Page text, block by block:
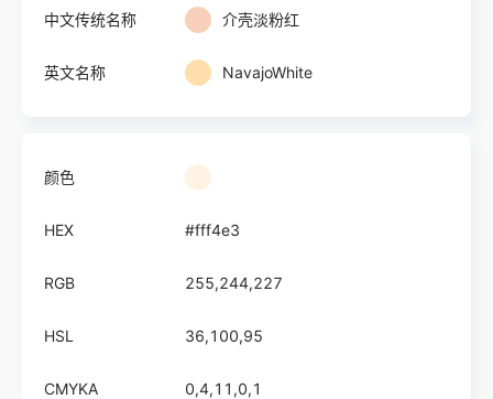
中文传统名称 介壳淡粉红
英文名称 NavajoWhite
颜色
HEX #fff4e3
RGB 255,244,227
HSL 36,100,95
CMYKA 0,4,11,0,1